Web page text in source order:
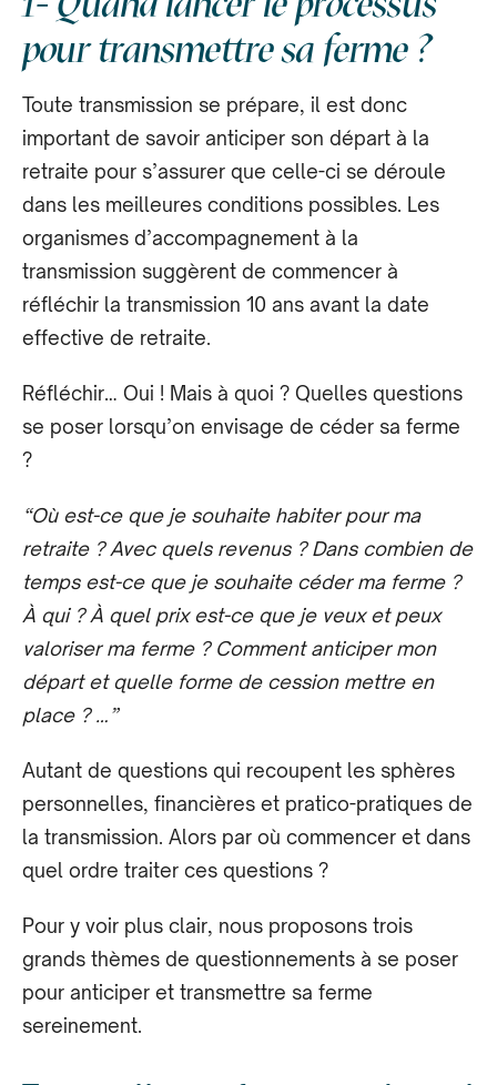
pour transmettre sa ferme ?
Toute transmission se prépare, il est donc
important de savoir anticiper son départ à la
retraite pour s’assurer que celle-ci se déroule
dans les meilleures conditions possibles. Les
organismes d’accompagnement à la
transmission suggèrent de commencer à
réfléchir la transmission 10 ans avant la date
effective de retraite.
Réfléchir… Oui ! Mais à quoi ? Quelles questions
se poser lorsqu’on envisage de céder sa ferme
?
“Où est-ce que je souhaite habiter pour ma
retraite ? Avec quels revenus ? Dans combien de
temps est-ce que je souhaite céder ma ferme ?
À qui ? À quel prix est-ce que je veux et peux
valoriser ma ferme ? Comment anticiper mon
départ et quelle forme de cession mettre en
place ? …”
Autant de questions qui recoupent les sphères
personnelles, financières et pratico-pratiques de
la transmission. Alors par où commencer et dans
quel ordre traiter ces questions ?
Pour y voir plus clair, nous proposons trois
grands thèmes de questionnements à se poser
pour anticiper et transmettre sa ferme
sereinement.